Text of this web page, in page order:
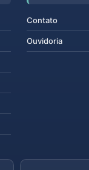
Contato
Ouvidoria